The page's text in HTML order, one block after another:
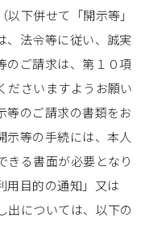
下併せて「開示等」
、法令等に従い、誠実
のご請求は、第１０項
ださいますようお願い
等のご請求の書類をお
示等の手続には、本人
きる書面が必要となり
用目的の通知」又は
出については、以下の